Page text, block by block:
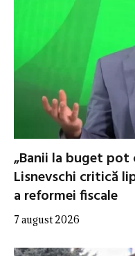
„Banii la buget pot
Lisnevschi critică
a reformei fiscale
7 august 2026